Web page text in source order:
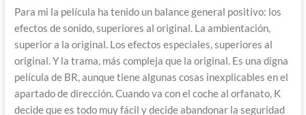
Para mi la película ha tenido un balance general positivo: los
efectos de sonido, superiores al original. La ambientación,
superior a la original. Los efectos especiales, superiores al
original. Y la trama, más compleja que la original. Es una digna
película de BR, aunque tiene algunas cosas inexplicables en el
apartado de dirección. Cuando va con el coche al orfanato, K
decide que es todo muy fácil y decide abandonar la seguridad